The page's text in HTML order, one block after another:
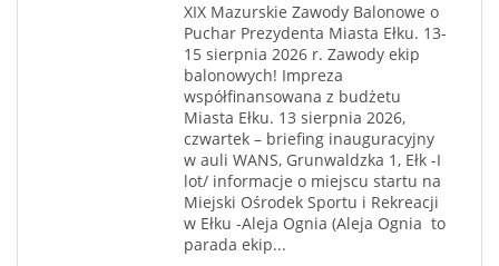
XIX Mazurskie Zawody Balonowe o
Puchar Prezydenta Miasta Ełku. 13-
15 sierpnia 2026 r. Zawody ekip
balonowych! Impreza
współfinansowana z budżetu
Miasta Ełku. 13 sierpnia 2026,
czwartek – briefing inauguracyjny
w auli WANS, Grunwaldzka 1, Ełk -I
lot/ informacje o miejscu startu na
Miejski Ośrodek Sportu i Rekreacji
w Ełku -Aleja Ognia (Aleja Ognia to
parada ekip...